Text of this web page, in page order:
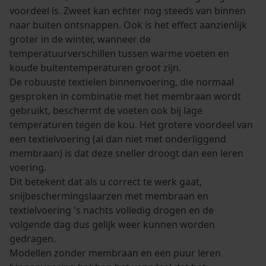
voordeel is. Zweet kan echter nog steeds van binnen
naar buiten ontsnappen. Ook is het effect aanzienlijk
groter in de winter, wanneer de
temperatuurverschillen tussen warme voeten en
koude buitentemperaturen groot zijn.
De robuuste textielen binnenvoering, die normaal
gesproken in combinatie met het membraan wordt
gebruikt, beschermt de voeten ook bij lage
temperaturen tegen de kou. Het grotere voordeel van
een textielvoering (al dan niet met onderliggend
membraan) is dat deze sneller droogt dan een leren
voering.
Dit betekent dat als u correct te werk gaat,
snijbeschermingslaarzen met membraan en
textielvoering 's nachts volledig drogen en de
volgende dag dus gelijk weer kunnen worden
gedragen.
Modellen zonder membraan en een puur leren
De keuze voor
gegevensverwerking opslaan
Econda Tag Manager
Statistische Cookies
Mouseflow Web Analytics Tool
Fact-Finder Tracking
Prestatie en functionele